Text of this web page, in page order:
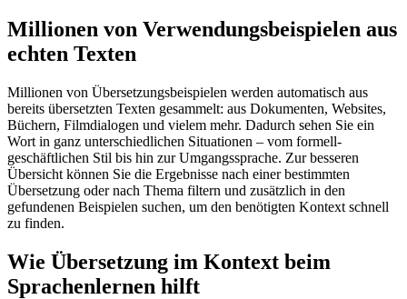
Millionen von Verwendungsbeispielen aus
echten Texten
Millionen von Übersetzungsbeispielen werden automatisch aus
bereits übersetzten Texten gesammelt: aus Dokumenten, Websites,
Büchern, Filmdialogen und vielem mehr. Dadurch sehen Sie ein
Wort in ganz unterschiedlichen Situationen – vom formell-
geschäftlichen Stil bis hin zur Umgangssprache. Zur besseren
Übersicht können Sie die Ergebnisse nach einer bestimmten
Übersetzung oder nach Thema filtern und zusätzlich in den
gefundenen Beispielen suchen, um den benötigten Kontext schnell
zu finden.
Wie Übersetzung im Kontext beim
Sprachenlernen hilft